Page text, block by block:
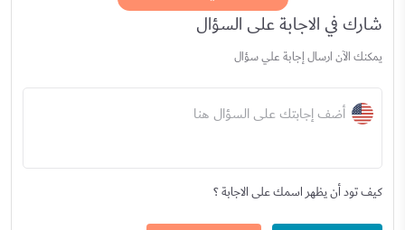
شارك في الاجابة على السؤال
يمكنك الآن ارسال إجابة علي سؤال
أضف إجابتك على السؤال هنا
كيف تود أن يظهر اسمك على الاجابة ؟